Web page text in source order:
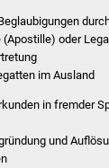
Kinder-
oder
im Ausland
in fremder
und